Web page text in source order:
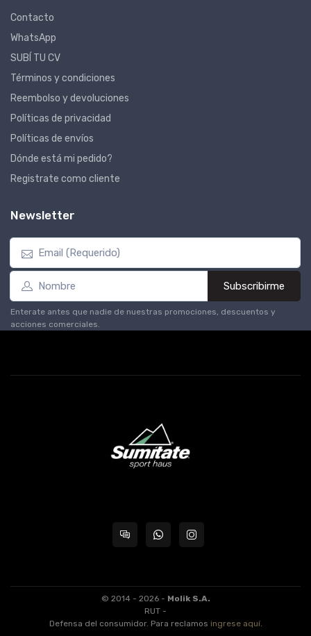
Contacto
WhatsApp
SUBÍ TU CV
Términos y condiciones
Reembolso y devoluciones
Políticas de privacidad
Políticas de envíos
Dónde está mi pedido?
Registrate como cliente
Newsletter
Subscribirme
Enterate antes que nadie de nuestras promociones, descuentos y
acciones comerciales.
© 2014 - 2026 - Molik S.A.
RUT -
Defensa del consumidor. Para reclamos ingrese aquí.